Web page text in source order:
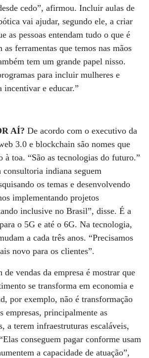
cedo”, afirmou. Incluir aulas de
vai ajudar, segundo ele, a criar
as pessoas entendam tudo o que é
ferramentas que temos nas mãos
tem um grande papel nisso.
para incluir mulheres e
incentivar e educar.”
AÍ? De acordo com o executivo da
3.0 e blockchain são nomes que
à toa. “São as tecnologias do futuro.”
consultoria indiana seguem
os temas e desenvolvendo
implementando projetos
inclusive no Brasil”, disse. É a
o 5G e até o 6G. Na tecnologia,
a cada três anos. “Precisamos
novo para os clientes”.
vendas da empresa é mostrar que
se transforma em economia e
por exemplo, não é transformação
empresas, principalmente as
a terem infraestruturas escaláveis,
conseguem pagar conforme usam
a capacidade de atuação”,